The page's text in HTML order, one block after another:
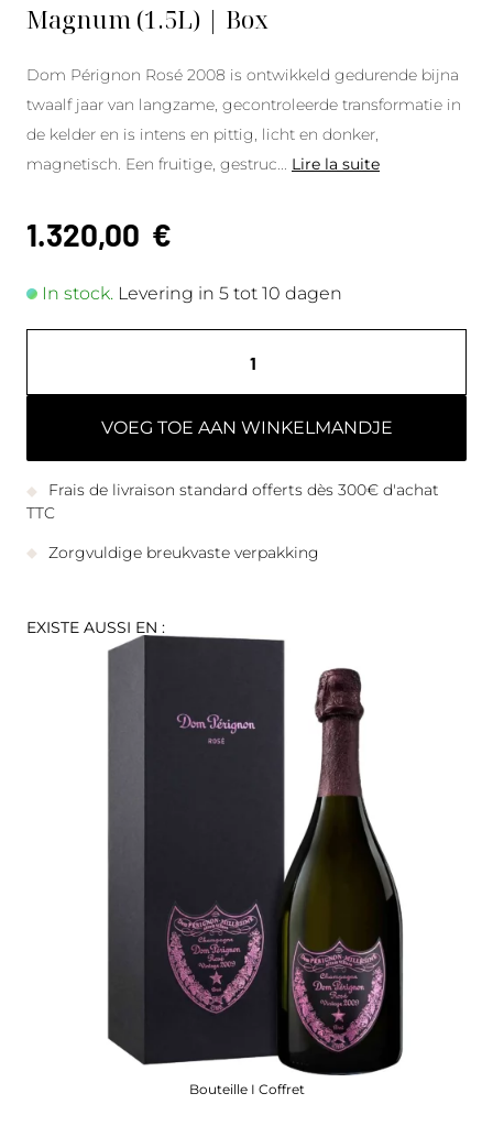
Magnum (1.5L) | Box
Dom Pérignon Rosé 2008 is ontwikkeld gedurende bijna
twaalf jaar van langzame, gecontroleerde transformatie in
de kelder en is intens en pittig, licht en donker,
magnetisch. Een fruitige, gestruc
Lire la suite
1.320,00 €
In stock. Levering in 5 tot 10 dagen
VOEG TOE AAN WINKELMANDJE
Frais de livraison standard offerts dès 300€ d'achat
TTC
Zorgvuldige breukvaste verpakking
EXISTE AUSSI EN :
Bouteille I Coffret